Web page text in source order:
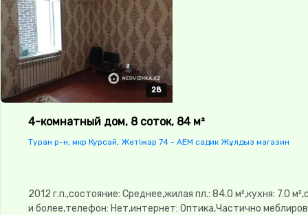
28
28
28
28
28
4-комнатный дом, 8 соток, 84 м²
Туран р-н, мкр Курсай, Жетіжар 74 - АЕМ садик Жұлдыз магазин
2012 г.п.,состояние: Среднее,жилая пл.: 84.0 м²,кухня: 7.0
и более,телефон: Нет,интернет: Оптика,Частично